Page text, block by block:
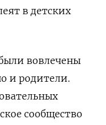
в детских
вовлечены
и родители.
сообщество